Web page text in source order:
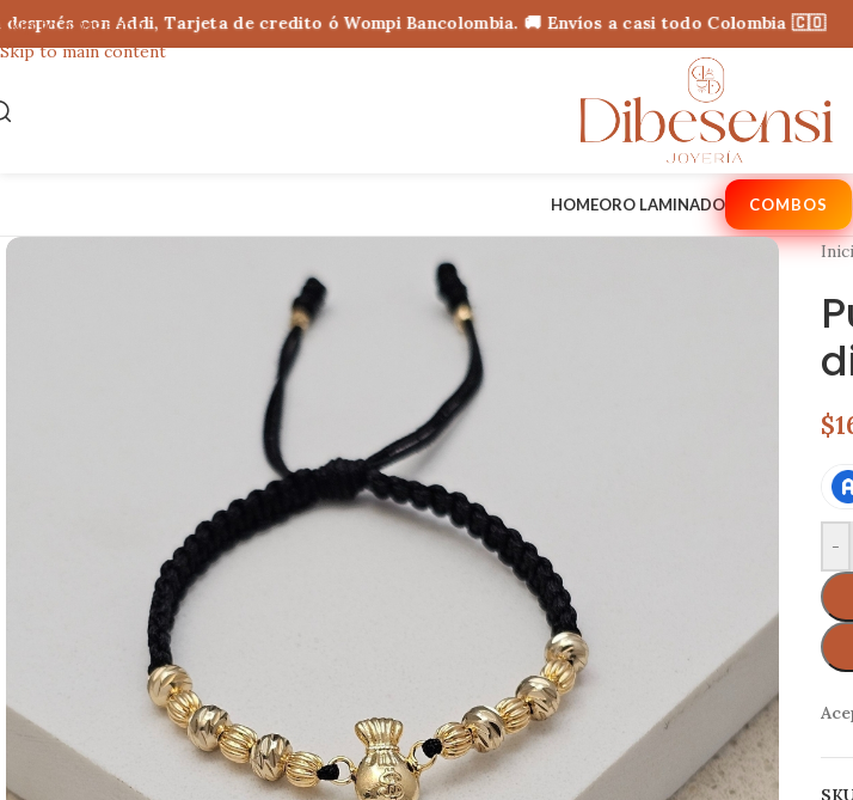
Skip to navigation
Skip to main content
con Addi, Tarjeta de credito ó Wompi Bancolombia. 🚚 Envíos a casi todo Colombia 🇨🇴
HOMEORO LAMINADO COMBOS
-